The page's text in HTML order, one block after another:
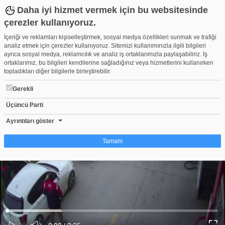
Daha iyi hizmet vermek için bu websitesinde
çerezler kullanıyoruz.
İçeriği ve reklamları kişiselleştirmek, sosyal medya özellikleri sunmak ve trafiği
analiz etmek için çerezler kullanıyoruz. Sitemizi kullanımınızla ilgili bilgileri
ayrıca sosyal medya, reklamcılık ve analiz iş ortaklarımızla paylaşabiliriz. İş
ortaklarımız, bu bilgileri kendilerine sağladığınız veya hizmetlerini kullanırken
topladıkları diğer bilgilerle birleştirebilir.
Gerekli
Üçüncü Parti
Ayrıntıları göster
Tamam
Çerez nedir?
Çerezler, web-sitelerinin, kullanıcıların deneyimlerini daha verimli hale getirmek
amacıyla kullandığı küçük metin dosyalarıdır. Yasalara göre, bu sitenin
işletilmesi için kesinlikle gerekli olan çerezleri cihazınıza yerleştirebiliyoruz.
Diğer çerez türleri için sizden izin almamız gerekiyor. Bu site farklı çerez türleri
kullanmaktadır. Bazı çerezler, sayfalarımızda yer alan üçüncü şahıs hizmetleri
tarafından yerleştirilir. İzniniz şu alanlar için geçerlidir: web.tv
Ses
Yüklendi:
0%
Yükleniyor:
0%
10 milyonluk nakliye dolandırıcılığı Bursa'da yakalandı!